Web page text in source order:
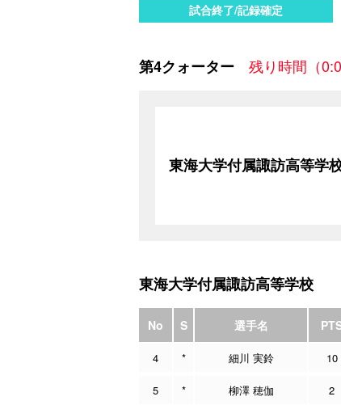
試合終了/記録確定
第4クォーター 残り時間（0:0
東海大学付属諏訪高等学
東海大学付属諏訪高等学校
No S 選手名
4 * 細川 実鈴 10
5 * 柳澤 穂伽 2